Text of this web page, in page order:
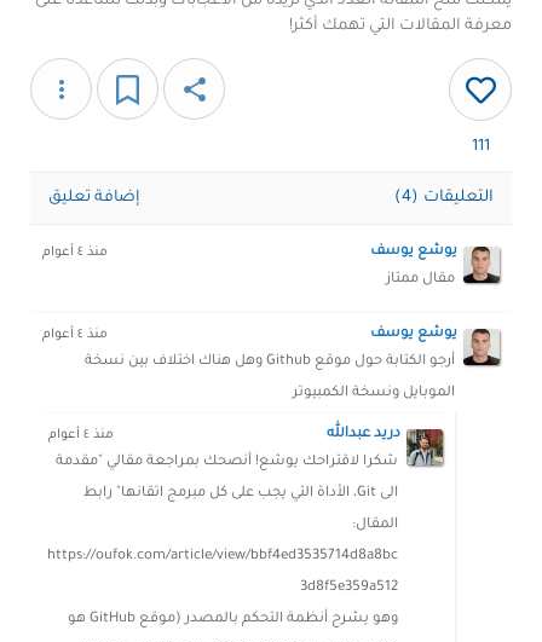
معرفة المقالات التي تهمك أكثر!
111
share
more_vert
التعليقات (4) إضافة تعليق
يوشع يوسف منذ ٤ أعوام
مقال ممتاز
يوشع يوسف منذ ٤ أعوام
أرجو الكتابة حول موقع Github وهل هناك اختلاف بين نسخة
الموبايل ونسخة الكمبيوتر
دريد عبدالله منذ ٤ أعوام
شكرا لاقتراحك يوشع! أنصحك بمراجعة مقالي "مقدمة
الى Git، الأداة التي يجب على كل مبرمج اتقانها" رابط
المقال:
https://oufok.com/article/view/bbf4ed3535714d8a8bc
3d8f5e359a512
وهو يشرح أنظمة التحكم بالمصدر (موقع GitHub هو